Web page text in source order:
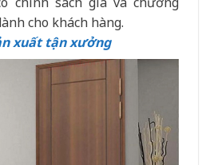
cho khách hàng.
xuất tận xưởng